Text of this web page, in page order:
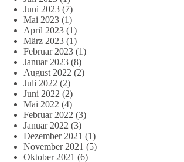
Juni 2023 (7)
Mai 2023 (1)
April 2023 (1)
März 2023 (1)
Februar 2023 (1)
Januar 2023 (8)
August 2022 (2)
Juli 2022 (2)
Juni 2022 (2)
Mai 2022 (4)
Februar 2022 (3)
Januar 2022 (3)
Dezember 2021 (1)
November 2021 (5)
Oktober 2021 (6)